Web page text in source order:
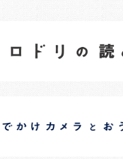
など随時更新中です。
など随時更新中です。